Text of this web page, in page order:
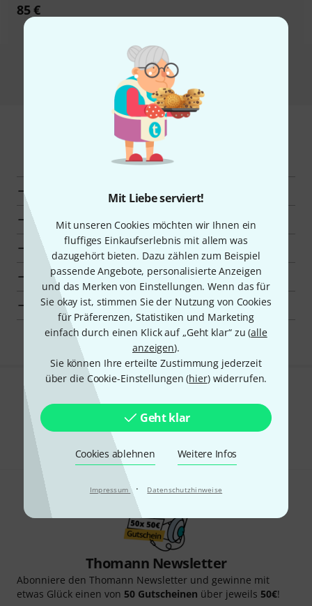
Mit Liebe serviert!
Mit unseren Cookies möchten wir Ihnen ein
fluffiges Einkaufserlebnis mit allem was
dazugehört bieten. Dazu zählen zum Beispiel
passende Angebote, personalisierte Anzeigen
und das Merken von Einstellungen. Wenn das für
Sie okay ist, stimmen Sie der Nutzung von Cookies
für Präferenzen, Statistiken und Marketing
einfach durch einen Klick auf „Geht klar“ zu (alle
anzeigen).
Sie können Ihre erteilte Zustimmung jederzeit
über die Cookie-Einstellungen (hier) widerrufen.
Geht klar
Cookies ablehnen Weitere Infos
Impressum · Datenschutzhinweise
85 €
Alle Schnäppchen
Mehr entdecken
Alle Kategorien
Top-Seller
Neuheiten
Schnäppchen
Deal-O-Meter
Gefällt Ihnen, was Sie sehen?
Hilfe & Feedback
Thomann Newsletter
Abonniere den Thomann Newsletter und gewinne mit
etwas Glück einen von 50 Gutscheinen über jeweils 50€!